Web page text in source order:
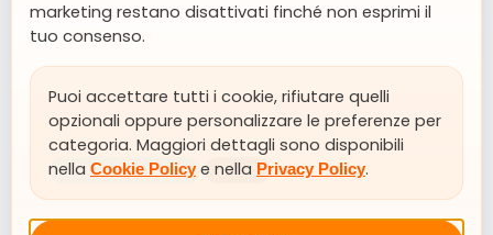
Altri Dettagli
PRONTA CONSEGNA IBRIDO
Tipo carburante
Trasmissione aut
marketing restano disattivati finché non esprimi il
tuo consenso.
Puoi accettare tutti i cookie, rifiutare quelli
opzionali oppure personalizzare le preferenze per
categoria. Maggiori dettagli sono disponibili
nella Cookie Policy e nella Privacy Policy.